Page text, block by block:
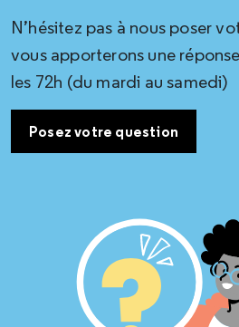
N’hésitez pas à nous poser
vous apporterons une
les 72h (du mardi au samedi)
Posez votre question